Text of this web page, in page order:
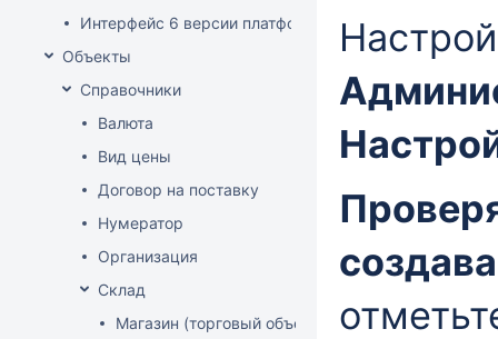
Интерфейс 6 версии платформы
Объекты
Справочники
Валюта
Вид цены
Договор на поставку
Нумератор
Организация
Склад
Магазин (торговый объект)